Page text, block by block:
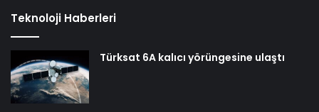
Teknoloji Haberleri
Türksat 6A kalıcı yörüngesine ulaştı